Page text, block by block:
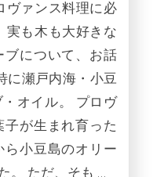
ヴァンス料理に必
実も木も大好きな
について、お話
に瀬戸内海・小豆
オイル。 プロヴ
が生まれ育った
小豆島のオリー
。 ただ、そも …